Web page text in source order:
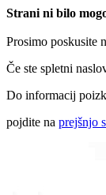
Strani ni bilo
Prosimo poskusite
Če ste spletni
Do informacij
pojdite na prejšnjo